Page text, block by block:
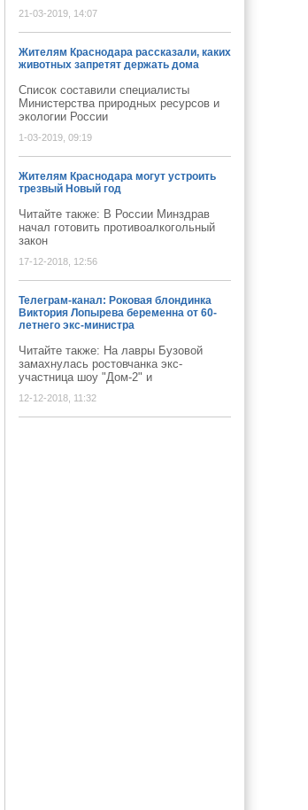
21-03-2019, 14:07
Жителям Краснодара рассказали, каких
животных запретят держать дома
Список составили специалисты
Министерства природных ресурсов и
экологии России
1-03-2019, 09:19
Жителям Краснодара могут устроить
трезвый Новый год
Читайте также: В России Минздрав
начал готовить противоалкогольный
закон
17-12-2018, 12:56
Телеграм-канал: Роковая блондинка
Виктория Лопырева беременна от 60-
летнего экс-министра
Читайте также: На лавры Бузовой
замахнулась ростовчанка экс-
участница шоу "Дом-2" и
12-12-2018, 11:32